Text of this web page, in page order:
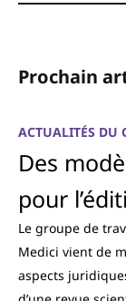
Prochain
ACTUALITÉS DU
Des
pour
Le groupe de
Medici vient de
aspects